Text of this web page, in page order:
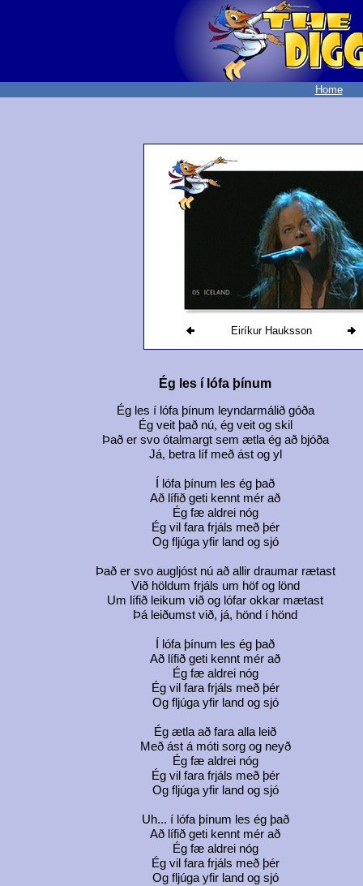
Home
Eiríkur Hauksson
Ég les í lófa þínum
Ég les í lófa þínum leyndarmálið góða
Ég veit það nú, ég veit og skil
Það er svo ótalmargt sem ætla ég að bjóða
Já, betra líf með ást og yl
Í lófa þínum les ég það
Að lífið geti kennt mér að
Ég fæ aldrei nóg
Ég vil fara frjáls með þér
Og fljúga yfir land og sjó
Það er svo augljóst nú að allir draumar rætast
Við höldum frjáls um höf og lönd
Um lífið leikum við og lófar okkar mætast
Þá leiðumst við, já, hönd í hönd
Í lófa þínum les ég það
Að lífið geti kennt mér að
Ég fæ aldrei nóg
Ég vil fara frjáls með þér
Og fljúga yfir land og sjó
Ég ætla að fara alla leið
Með ást á móti sorg og neyð
Ég fæ aldrei nóg
Ég vil fara frjáls með þér
Og fljúga yfir land og sjó
Uh... í lófa þínum les ég það
Að lífið geti kennt mér að
Ég fæ aldrei nóg
Ég vil fara frjáls með þér
Og fljúga yfir land og sjó